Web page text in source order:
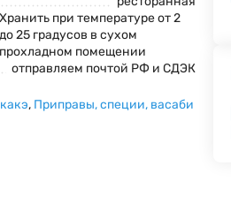
Хранить при температуре от 2
до 25 градусов в сухом
прохладном помещении
отправляем почтой РФ и СДЭК
, Приправы, специи, васаби